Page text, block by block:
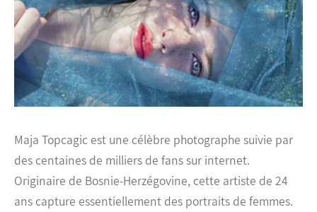
Maja Topcagic est une célèbre photographe suivie par
des centaines de milliers de fans sur internet.
Originaire de Bosnie-Herzégovine, cette artiste de 24
ans capture essentiellement des portraits de femmes.